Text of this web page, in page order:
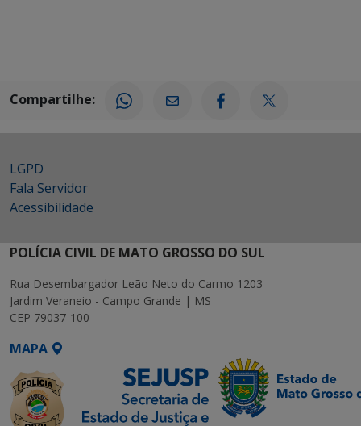
Compartilhe:
LGPD
Fala Servidor
Acessibilidade
POLÍCIA CIVIL DE MATO GROSSO DO SUL
Rua Desembargador Leão Neto do Carmo 1203
Jardim Veraneio - Campo Grande | MS
CEP 79037-100
MAPA